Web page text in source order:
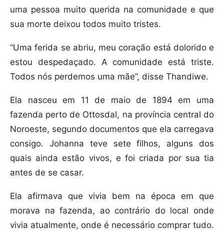
uma pessoa muito querida na comunidade e que
sua morte deixou todos muito tristes.
“Uma ferida se abriu, meu coração está dolorido e
estou despedaçado. A comunidade está triste.
Todos nós perdemos uma mãe”, disse Thandiwe.
Ela nasceu em 11 de maio de 1894 em uma
fazenda perto de Ottosdal, na província central do
Noroeste, segundo documentos que ela carregava
consigo. Johanna teve sete filhos, alguns dos
quais ainda estão vivos, e foi criada por sua tia
antes de se casar.
Ela afirmava que vivia bem na época em que
morava na fazenda, ao contrário do local onde
vivia atualmente, onde é necessário comprar tudo.